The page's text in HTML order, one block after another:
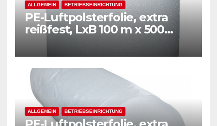
ALLGEMEIN BETRIEBSEINRICHTUNG
PE-Luftpolsterfolie, extra
reißfest, LxB 100 m x 500
mm, Stärke 50 mµ, 2-Schicht-
Folie, transparent
ALLGEMEIN BETRIEBSEINRICHTUNG